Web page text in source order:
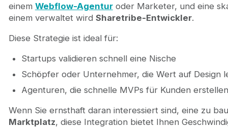
einem Webflow-Agenturoder Marketer, und eine
einem verwaltet wird Sharetribe-Entwickler.
Diese Strategie ist ideal für:
Startups validieren schnell eine Nische
Schöpfer oder Unternehmer, die Wert auf Design
Agenturen, die schnelle MVPs für Kunden
Wenn Sie ernsthaft daran interessiert sind, eine zu
Marktplatz, diese Integration bietet Ihnen